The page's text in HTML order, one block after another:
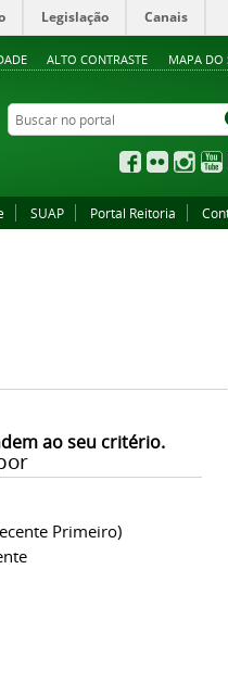
ALTO CONTRASTE MAPA DO
Legislação Canais
Buscar no portal
Facebook
Flickr
SUAP Portal Reitoria
ao seu critério.
Primeiro)